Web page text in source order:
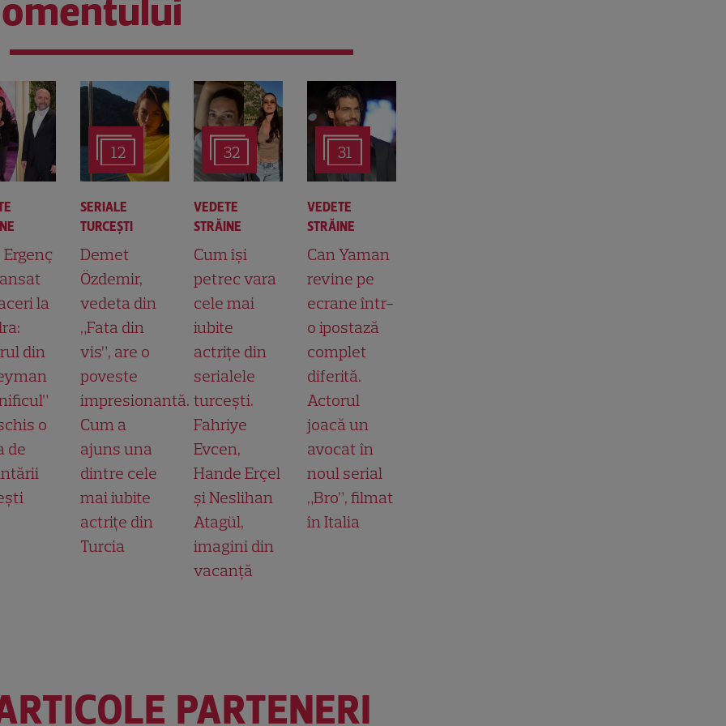
la
din
o
de
12
SERIALE
TURCEŞTI
Demet
Özdemir,
vedeta din
„Fata din
vis”, are o
poveste
impresionantă.
Cum a
ajuns una
dintre cele
mai iubite
actrițe din
Turcia
32
VEDETE
STRĂINE
Cum își
petrec vara
cele mai
iubite
actrițe din
serialele
turcești.
Fahriye
Evcen,
Hande Erçel
și Neslihan
Atagül,
imagini din
vacanță
31
VEDETE
STRĂINE
Can Yaman
revine pe
ecrane într-
o ipostază
complet
diferită.
Actorul
joacă un
avocat în
noul serial
„Bro”, filmat
în Italia
PARTENERI